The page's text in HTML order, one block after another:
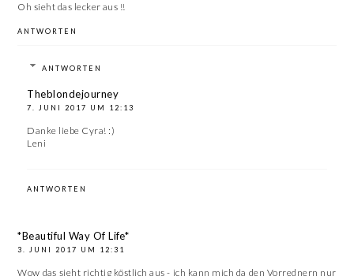
Oh sieht das lecker aus !!
ANTWORTEN
ANTWORTEN
Theblondejourney
7. JUNI 2017 UM 12:13
Danke liebe Cyra! :)
Leni
ANTWORTEN
*Beautiful Way Of Life*
3. JUNI 2017 UM 12:31
Wow das sieht richtig köstlich aus - ich kann mich da den Vorrednern nur